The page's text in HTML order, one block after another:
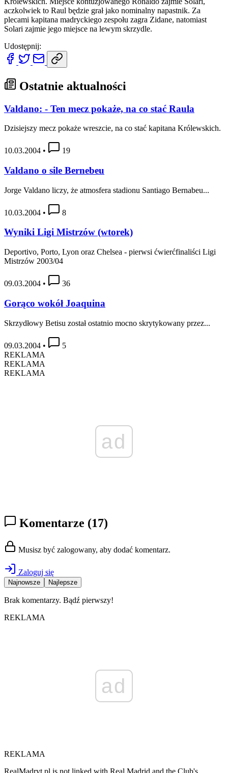
aczkolwiek to Raul będzie grał jako nominalny napastnik. Za
plecami kapitana madryckiego zespołu zagra Zidane, natomiast
Solari zajmie jego miejsce na lewym skrzydle.
Udostępnij:
Ostatnie aktualności
Valdano: - Ten mecz pokaże, na co stać Raula
Dzisiejszy mecz pokaże wreszcie, na co stać kapitana Królewskich.
10.03.2004 • 19
Valdano o sile Bernebeu
Jorge Valdano liczy, że atmosfera stadionu Santiago Bernabeu...
10.03.2004 • 8
Wyniki Ligi Mistrzów (wtorek)
Deportivo, Porto, Lyon oraz Chelsea - pierwsi ćwierćfinaliści Ligi
Mistrzów 2003/04
09.03.2004 • 36
Gorąco wokół Joaquina
Skrzydłowy Betisu został ostatnio mocno skrytykowany przez...
09.03.2004 •
5
REKLAMA
REKLAMA
REKLAMA
ad
Komentarze (17)
Musisz być zalogowany, aby dodać komentarz.
Zaloguj się
Najnowsze Najlepsze
Brak komentarzy. Bądź pierwszy!
REKLAMA
ad
REKLAMA